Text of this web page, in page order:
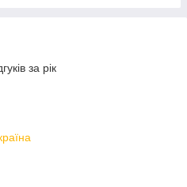
за рік